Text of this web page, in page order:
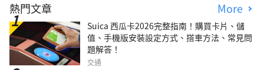
熱門文章 More
Suica 西瓜卡2026完整指南！購買卡片、儲
值、手機版安裝設定方式、搭車方法、常見問
題解答！
交通